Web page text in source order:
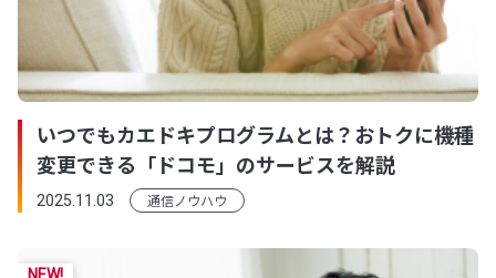
いつでもカエドキプログラムとは？おトクに機種
変更できる「ドコモ」のサービスを解説
2025.11.03 通信ノウハウ